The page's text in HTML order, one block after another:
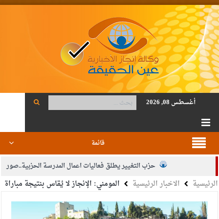
أغسطس 08, 2026
قائمة
حزب التغيير يطلق فعاليات اعمال المدرسة الحزبية..صور
الجيش يفتح باب التجنيد لحملة البكالوريوس في الحقوق والقانون
بيان اجتماع عمّان:دعم الوصاية الهاشمية التاريخية على المقدسات
الرئيسية الاخبار الرئيسية المومني: الإنجاز لا يُقاس بنتيجة مباراة